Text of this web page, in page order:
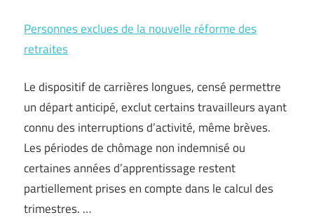
Personnes exclues de la nouvelle réforme des
retraites
Le dispositif de carrières longues, censé permettre
un départ anticipé, exclut certains travailleurs ayant
connu des interruptions d’activité, même brèves.
Les périodes de chômage non indemnisé ou
certaines années d’apprentissage restent
partiellement prises en compte dans le calcul des
trimestres. …